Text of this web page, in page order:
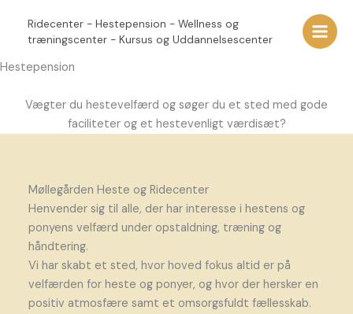
indholdet
Ridecenter - Hestepension - Wellness og
træningscenter - Kursus og Uddannelsescenter
Main
Hestepension
Vægter du hestevelfærd og søger du et sted med gode
faciliteter og et hestevenligt værdisæt?
Møllegården Heste og Ridecenter
Henvender sig til alle, der har interesse i hestens og
ponyens velfærd under opstaldning, træning og
håndtering.
Vi har skabt et sted, hvor hoved fokus altid er på
velfærden for heste og ponyer, og hvor der hersker en
positiv atmosfære samt et omsorgsfuldt fællesskab.